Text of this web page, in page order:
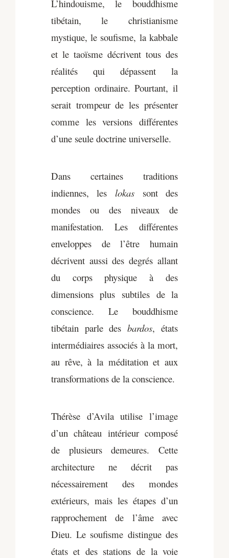
L’hindouisme, le bouddhisme
tibétain, le christianisme
mystique, le soufisme, la kabbale
et le taoïsme décrivent tous des
réalités qui dépassent la
perception ordinaire. Pourtant, il
serait trompeur de les présenter
comme les versions différentes
d’une seule doctrine universelle.
Dans certaines traditions
indiennes, les lokassont des
mondes ou des niveaux de
manifestation. Les différentes
enveloppes de l’être humain
décrivent aussi des degrés allant
du corps physique à des
dimensions plus subtiles de la
conscience. Le bouddhisme
tibétain parle desbardos, états
intermédiaires associés à la mort,
au rêve, à la méditation et aux
transformations de la conscience.
Thérèse d’Avila utilise l’image
d’un château intérieur composé
de plusieurs demeures. Cette
architecture ne décrit pas
nécessairement des mondes
extérieurs, mais les étapes d’un
rapprochement de l’âme avec
Dieu. Le soufisme distingue des
états et des stations de la voie